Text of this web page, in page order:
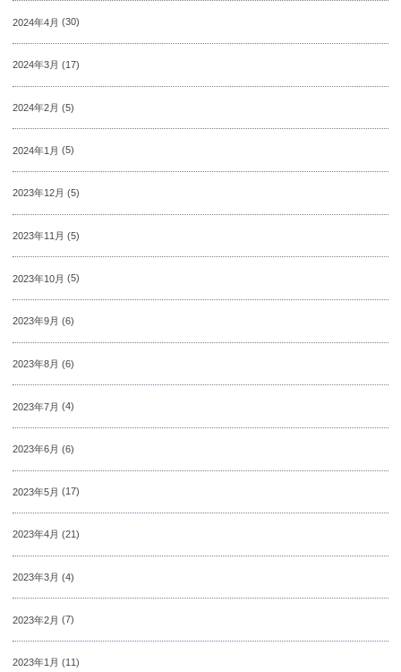
2024年4月 (30)
2024年3月 (17)
2024年2月 (5)
2024年1月 (5)
2023年12月 (5)
2023年11月 (5)
2023年10月 (5)
2023年9月 (6)
2023年8月 (6)
2023年7月 (4)
2023年6月 (6)
2023年5月 (17)
2023年4月 (21)
2023年3月 (4)
2023年2月 (7)
2023年1月 (11)